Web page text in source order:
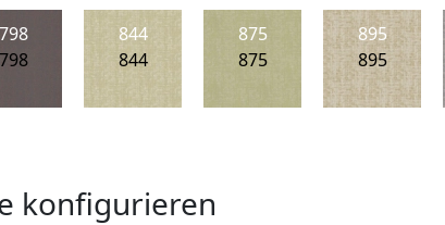
798
798
844
844
875
875
895
895
konfigurieren